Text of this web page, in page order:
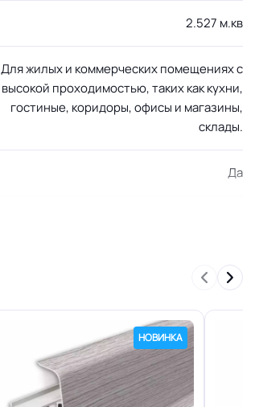
2.527 м.кв
Для жилых и коммерческих помещениях с
высокой проходимостью, таких как кухни,
гостиные, коридоры, офисы и магазины,
склады.
Да
Да
956 кг
Сертифицирован на территории РФ и СНГ
НОВИНКА